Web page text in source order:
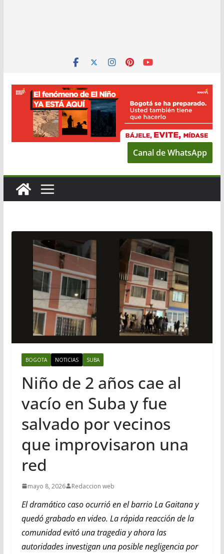
Canal de WhatsApp
BOGOTA NOTICIAS SUBA
Niño de 2 años cae al
vacío en Suba y fue
salvado por vecinos
que improvisaron una
red
mayo 8, 2026 Redaccion web
El dramático caso ocurrió en el barrio La Gaitana y
quedó grabado en video. La rápida reacción de la
comunidad evitó una tragedia y ahora las
autoridades investigan una posible negligencia por